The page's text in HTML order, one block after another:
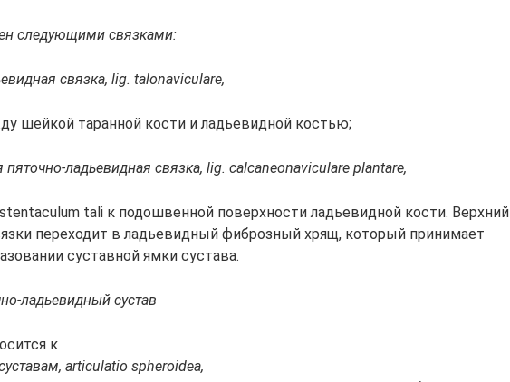
сле­дую­щи­ми связ­ка­ми:
связ­ка, lig. talonaviculare,
шей­кой та­ран­ной кос­ти и ладь­е­вид­ной ко­стью;
ладь­е­вид­ная связ­ка, lig. calcaneonaviculare plantare,
tali к по­дош­вен­ной по­верх­но­сти ладь­е­вид­ной кос­ти. Верх­ний
пе­ре­хо­дит в ладь­е­вид­ный фиб­роз­ный хрящ, ко­то­рый при­ни­ма­ет
сус­тав­ной ям­ки сус­та­ва.
ладь­е­вид­ный сус­тав
к
articulatio spheroidea,